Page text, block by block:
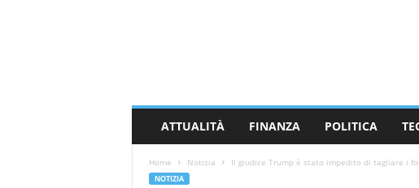
ATTUALITÀ FINANZA POLITICA
Home Notizia Il giudice Trump è stato impedito di tagliare i
NOTIZIA